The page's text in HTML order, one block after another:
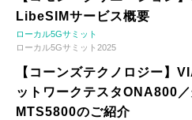
LibeSIMサービス概要
ローカル5Gサミット
ローカル5Gサミット2025
【コーンズテクノロジー
ットワークテスタONA800
MTS5800のご紹介